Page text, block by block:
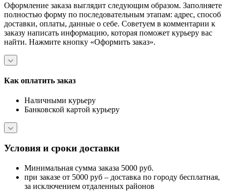
Оформление заказа выглядит следующим образом. Заполняете
полностью форму по последовательным этапам: адрес, способ
доставки, оплаты, данные о себе. Советуем в комментарии к
заказу написать информацию, которая поможет курьеру вас
найти. Нажмите кнопку «Оформить заказ».
Как оплатить заказ
Наличными курьеру
Банковской картой курьеру
Условия и сроки доставки
Минимальная сумма заказа 5000 руб.
при заказе от 5000 руб – доставка по городу бесплатная,
за исключением отдаленных районов